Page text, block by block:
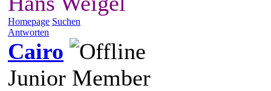
Homepage Suchen
Antworten
Cairo
Junior Member